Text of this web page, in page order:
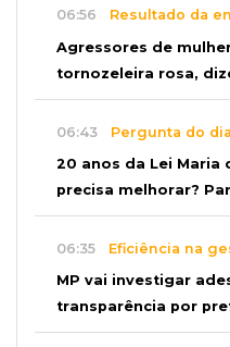
06:56 Resultado da
Agressores de
tornozeleira rosa,
06:43 Pergunta do dia
20 anos da Lei Maria
precisa melhorar?
06:35 Eficiência na
MP vai investigar
transparência por